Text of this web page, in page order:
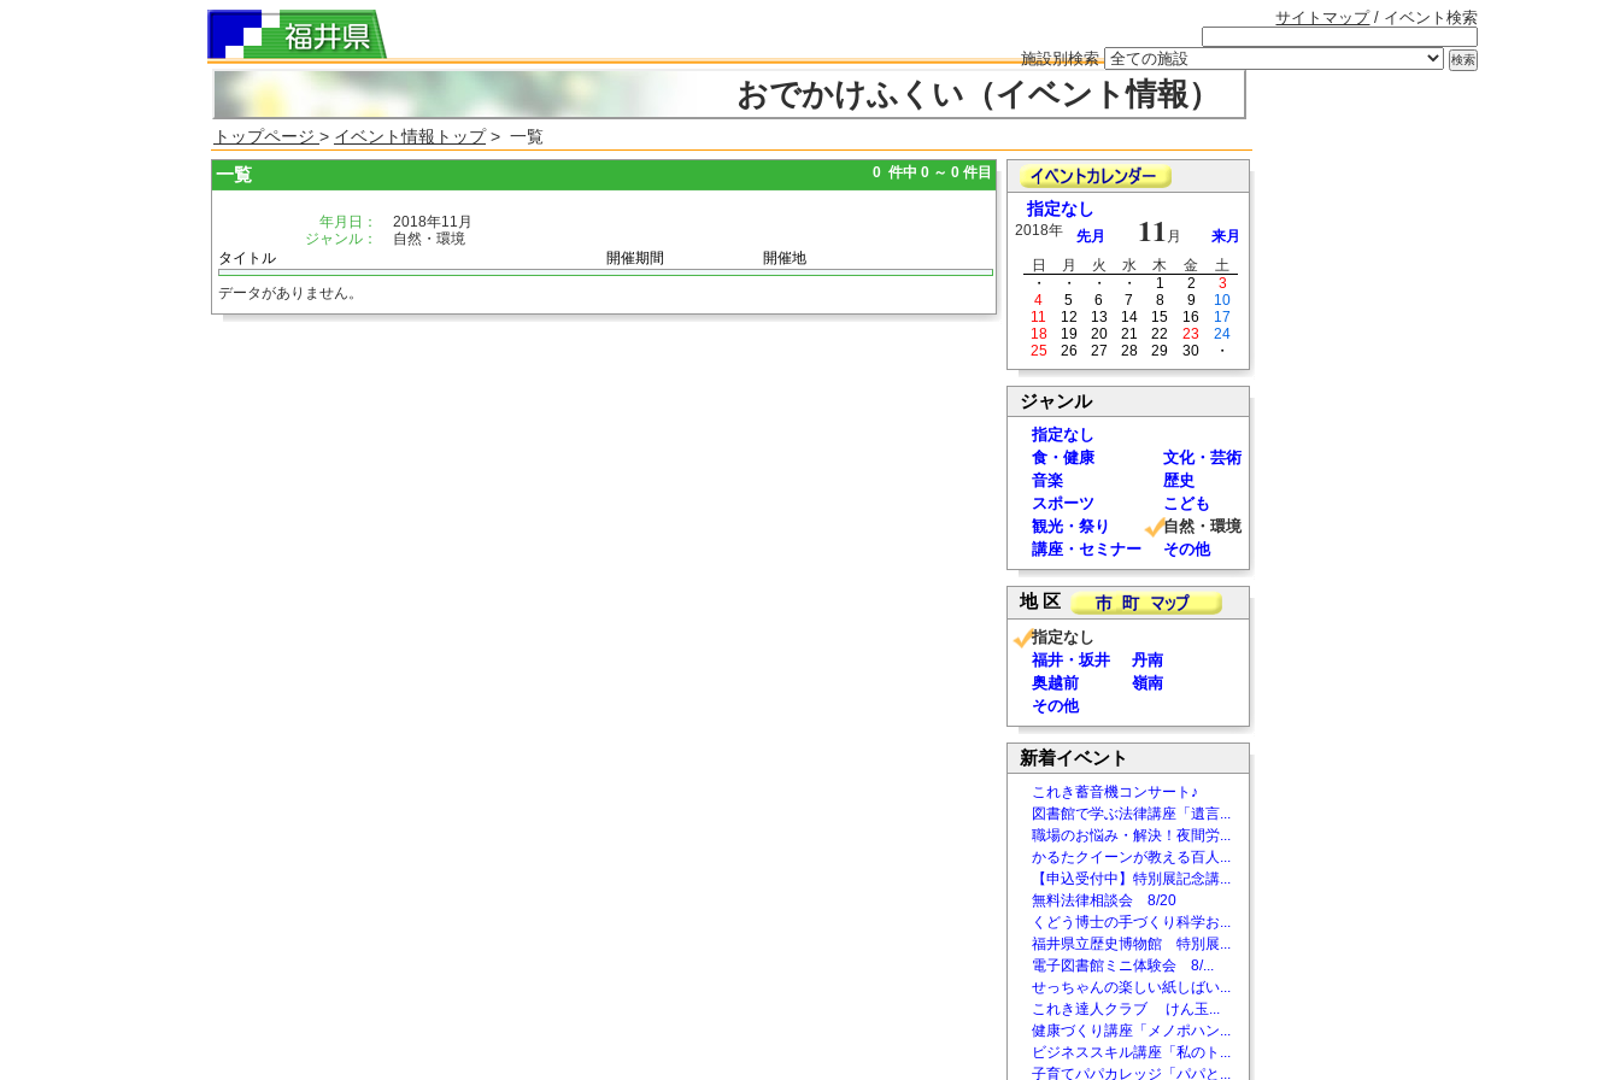
サイトマップ/ イベント検索
施設別検索
おでかけふくい（イベント情報）
トップページ > イベント情報トップ> 一覧
一覧 0 件中 0 ～ 0 件目
年月日：
2018年11月
ジャンル：
自然・環境
タイトル
開催期間 開催地
データがありません。
指定なし
2018年 先月 11 月
来月
日
月 火 水 木 金
土
・
・ ・ ・ 1 2
3
4
5 6 7 8 9
10
11
12 13 14 15 16
17
18
19 20 21 22 23
24
25
26 27 28 29 30 ・
ジャンル
指定なし
食・健康
文化・芸術
音楽
歴史
スポーツ
こども
観光・祭り
自然・環境
講座・セミナー
その他
地 区
指定なし
福井・坂井
丹南
奥越前
嶺南
その他
新着イベント
これき蓄音機コンサート♪
図書館で学ぶ法律講座「遺言...
職場のお悩み・解決！夜間労...
かるたクイーンが教える百人...
【申込受付中】特別展記念講...
無料法律相談会 8/20
くどう博士の手づくり科学お...
福井県立歴史博物館 特別展...
電子図書館ミニ体験会 8/...
せっちゃんの楽しい紙しばい...
これき達人クラブ けん玉...
健康づくり講座「メノポハン...
ビジネススキル講座「私のト...
子育てパパカレッジ「パパと...